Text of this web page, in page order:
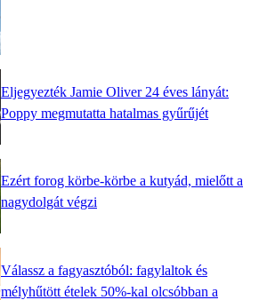
Eljegyezték Jamie Oliver 24 éves lányát:
Poppy megmutatta hatalmas gyűrűjét
Ezért forog körbe-körbe a kutyád, mielőtt a
nagydolgát végzi
Válassz a fagyasztóból: fagylaltok és
mélyhűtött ételek 50%-kal olcsóbban a